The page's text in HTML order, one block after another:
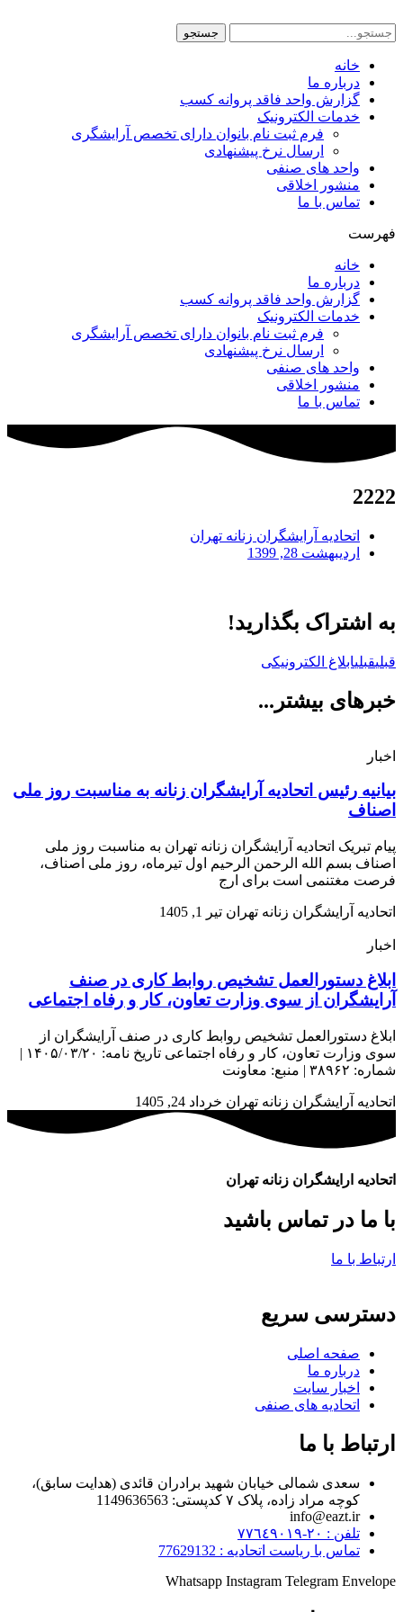
به
جستجو
خانه
درباره ما
گزارش واحد فاقد پروانه کسب
خدمات الکترونیک
فرم ثبت نام بانوان دارای تخصص آرایشگری
ارسال نرخ پیشنهادی
واحد های صنفی
منشور اخلاقی
تماس با ما
فهرست
خانه
درباره ما
گزارش واحد فاقد پروانه کسب
خدمات الکترونیک
فرم ثبت نام بانوان دارای تخصص آرایشگری
ارسال نرخ پیشنهادی
واحد های صنفی
منشور اخلاقی
تماس با ما
2222
اتحادیه آرایشگران زنانه تهران
اردیبهشت 28, 1399
به اشتراک بگذارید!
قبلیقبلیابلاغ الکترونیکی
خبرهای بیشتر...
اخبار
بیانیه رئیس اتحادیه آرایشگران زنانه به مناسبت روز ملی
اصناف
پیام تبریک اتحادیه آرایشگران زنانه تهران به مناسبت روز ملی
اصناف بسم الله الرحمن الرحیم اول تیرماه، روز ملی اصناف،
فرصت مغتنمی است برای ارج
اتحادیه آرایشگران زنانه تهران تیر 1, 1405
اخبار
ابلاغ دستورالعمل تشخیص روابط کاری در صنف
آرایشگران از سوی وزارت تعاون، کار و رفاه اجتماعی
ابلاغ دستورالعمل تشخیص روابط کاری در صنف آرایشگران از
سوی وزارت تعاون، کار و رفاه اجتماعی تاریخ نامه: ۱۴۰۵/۰۳/۲۰ |
شماره: ۳۸۹۶۲ | منبع: معاونت
اتحادیه آرایشگران زنانه تهران خرداد 24, 1405
اتحادیه ارایشگران زنانه تهران
با ما در تماس باشید
ارتباط با ما
دسترسی سریع
صفحه اصلی
درباره ما
اخبار سایت
اتحادیه های صنفی
ارتباط با ما
سعدی شمالی خیابان شهید برادران قائدی (هدایت سابق)،
کوچه مراد زاده، پلاک ۷ کدپستی: 1149636563
info@eazt.ir
تلفن : ٢٠-٧٧٦٤٩٠١٩
تماس با ریاست اتحادیه : 77629132
Whatsapp Instagram Telegram Envelope